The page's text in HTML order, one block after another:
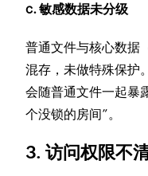
c. 敏感数据未分级
普通文件与核心数据
混存，未做特殊保护
会随普通文件一起暴
个没锁的房间”。
3. 访问权限不